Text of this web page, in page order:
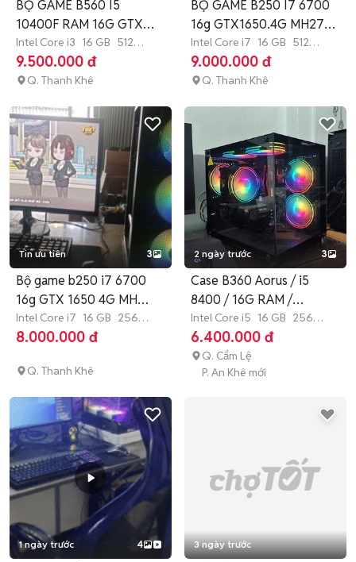
BỘ GAME B560 I5
10400F RAM 16G GTX
1650 4G MH24IN
Intel Core i3 16 GB 512
GB SSD
9.500.000 đ
Q. Thanh Khê
BỘ GAME B250 I7 6700
16g GTX1650.4G MH27in
SSD512G
Intel Core i7 16 GB 512
GB SSD
9.000.000 đ
Q. Thanh Khê
Tin ưu tiên 3
Bộ game b250 i7 6700
16g GTX 1650 4G MH
24IN CONG
Intel Core i7 16 GB 256
GB SSD
8.000.000 đ
Q. Thanh Khê
2 ngày trước 3
Case B360 Aorus / i5
8400 / 16G RAM /
GTX1050
Intel Core i5 16 GB 256
GB SSD
6.400.000 đ
Q. Cẩm Lệ
P. An Khê mới
1 ngày trước 4 3 ngày trước